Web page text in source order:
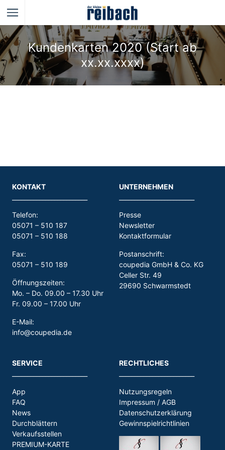
Kundenkarten 2020 (Start ab
xx.xx.xxxx)
KONTAKT
Telefon:
05071 – 510 187
05071 – 510 188
Fax:
05071 – 510 189
Öffnungszeiten:
Mo. – Do. 09.00 – 17.30 Uhr
Fr. 09.00 – 17.00 Uhr
E-Mail:
info@coupedia.de
UNTERNEHMEN
Presse
Newsletter
Kontaktformular
Postanschrift:
coupedia GmbH & Co. KG
Celler Str. 49
29690 Schwarmstedt
SERVICE
App
FAQ
News
Durchblättern
Verkaufsstellen
PREMIUM-KARTE
RECHTLICHES
Nutzungsregeln
Impressum / AGB
Datenschutzerklärung
Gewinnspielrichtlinien